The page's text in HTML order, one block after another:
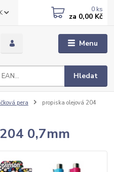
Menu
Hledat
0 ks
za 0,00 Kč
pera
propiska olejová 204
0,7mm